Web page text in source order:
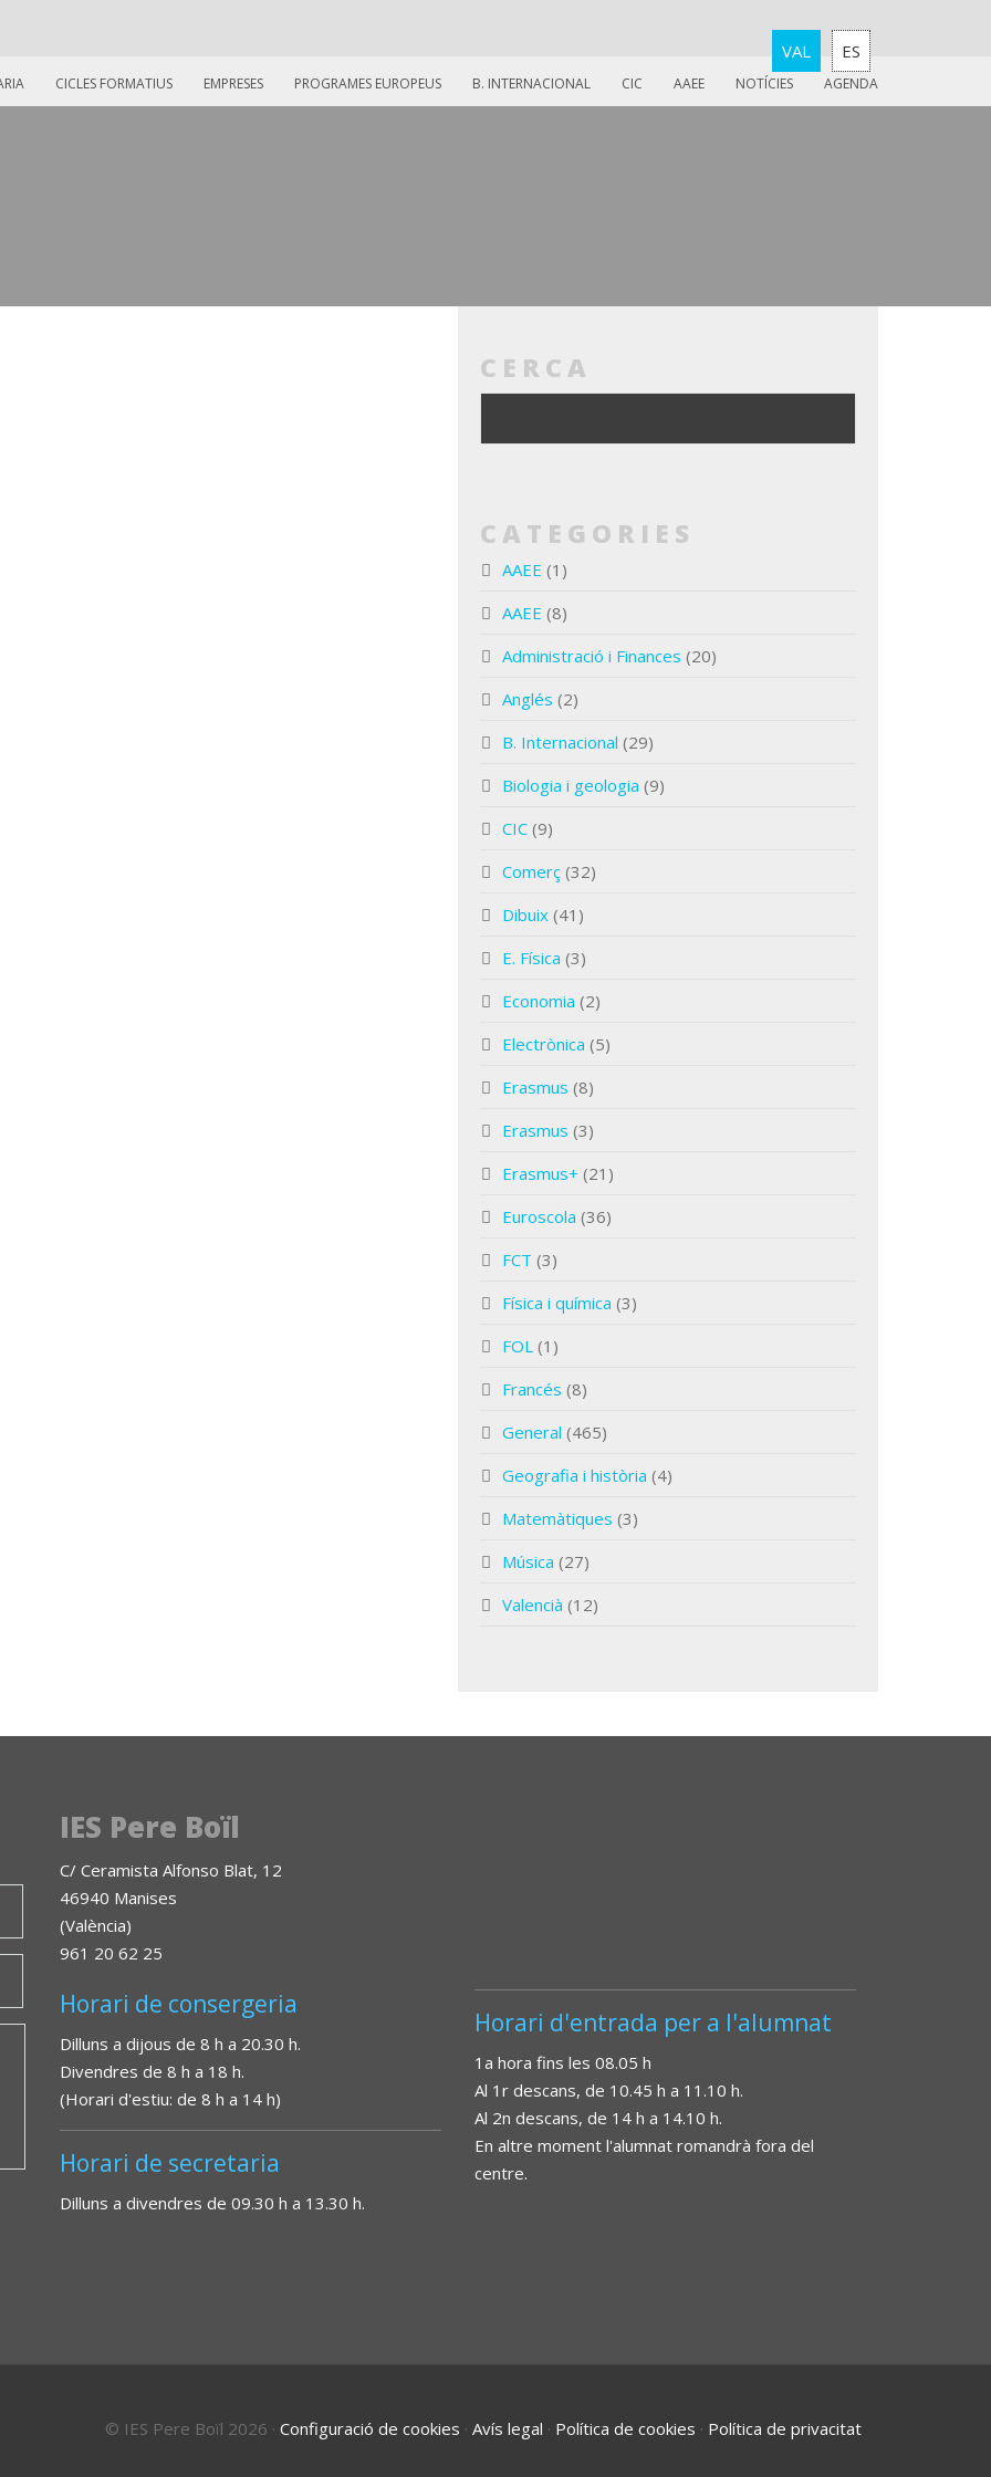
VAL ES
CICLES FORMATIUS EMPRESES PROGRAMES EUROPEUS B. INTERNACIONAL CIC AAEE NOTÍCIES AGENDA
CERCA
CATEGORIES
AAEE (1)
AAEE (8)
Administració i Finances (20)
Anglés (2)
B. Internacional (29)
Biologia i geologia (9)
CIC (9)
Comerç (32)
Dibuix (41)
E. Física (3)
Economia (2)
Electrònica (5)
Erasmus (8)
Erasmus (3)
Erasmus+ (21)
Euroscola (36)
FCT (3)
Física i química (3)
FOL (1)
Francés (8)
General (465)
Geografia i història (4)
Matemàtiques (3)
Música (27)
Valencià (12)
IES Pere Boïl
C/ Ceramista Alfonso Blat, 12
46940 Manises
(València)
961 20 62 25
Horari de consergeria
Dilluns a dijous de 8 h a 20.30 h.
Divendres de 8 h a 18 h.
(Horari d'estiu: de 8 h a 14 h)
Horari de secretaria
Dilluns a divendres de 09.30 h a 13.30 h.
Horari d'entrada per a l'alumnat
1a hora fins les 08.05 h
Al 1r descans, de 10.45 h a 11.10 h.
Al 2n descans, de 14 h a 14.10 h.
En altre moment l'alumnat romandrà fora del
centre.
© IES Pere Boïl 2026 · Configuració de cookies · Avís legal · Política de cookies · Política de privacitat